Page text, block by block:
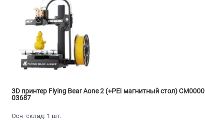
3D принтер Flying Bear Aone 2 (+PEI магнитный стол) CM0000
03687
Осн. склад: 1 шт.